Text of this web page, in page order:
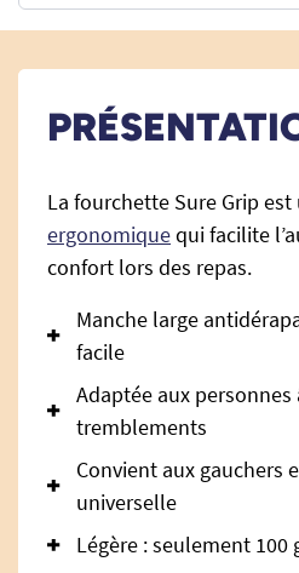
La fourchette Sure Grip est
ergonomiquequi facilite
confort lors des repas.
Manche large
facile
Adaptée aux personnes
tremblements
Convient aux gauchers
universelle
Légère : seulement 100